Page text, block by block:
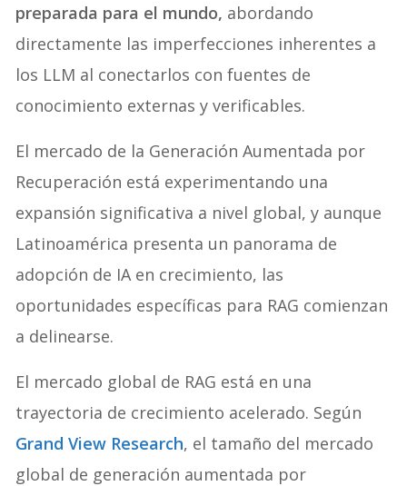
preparada para el mundo, abordando
directamente las imperfecciones inherentes a
los LLM al conectarlos con fuentes de
conocimiento externas y verificables.
El mercado de la Generación Aumentada por
Recuperación está experimentando una
expansión significativa a nivel global, y aunque
Latinoamérica presenta un panorama de
adopción de IA en crecimiento, las
oportunidades específicas para RAG comienzan
a delinearse.
El mercado global de RAG está en una
trayectoria de crecimiento acelerado. Según
Grand View Research, el tamaño del mercado
global de generación aumentada por